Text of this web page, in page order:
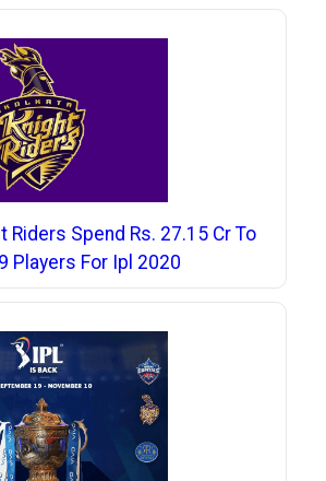
Riders Spend Rs. 27.15 Cr To
Players For Ipl 2020